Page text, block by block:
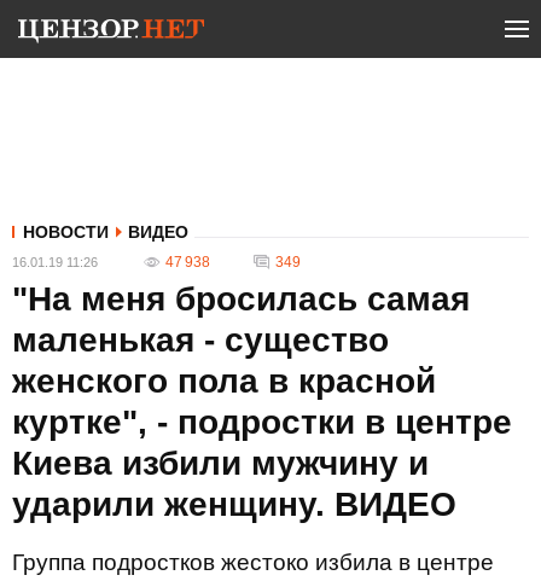
НОВОСТИ ВИДЕО
16.01.19 11:26 47 938 349
"На меня бросилась самая
маленькая - существо
женского пола в красной
куртке", - подростки в центре
Киева избили мужчину и
ударили женщину. ВИДЕО
Группа подростков жестоко избила в центре